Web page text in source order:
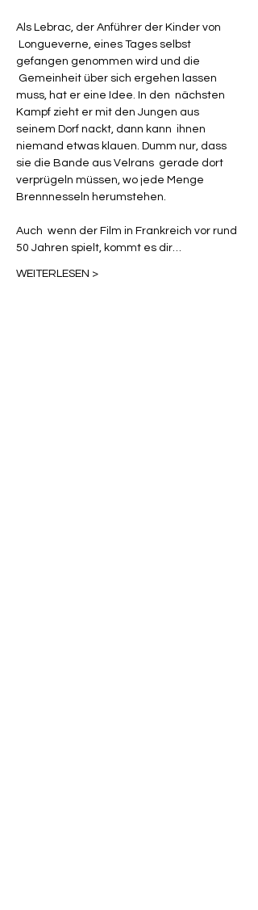
Als Lebrac, der Anführer der Kinder von
Longueverne, eines Tages selbst
gefangen genommen wird und die
Gemeinheit über sich ergehen lassen
muss, hat er eine Idee. In den  nächsten
Kampf zieht er mit den Jungen aus
seinem Dorf nackt, dann kann  ihnen
niemand etwas klauen. Dumm nur, dass
sie die Bande aus Velrans  gerade dort
verprügeln müssen, wo jede Menge
Brennnesseln herumstehen.
Auch  wenn der Film in Frankreich vor rund
50 Jahren spielt, kommt es dir…
WEITERLESEN >